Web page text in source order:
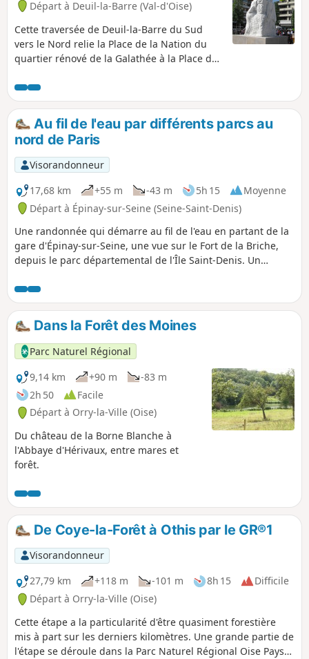
Départ à Deuil-la-Barre (Val-d'Oise)
Cette traversée de Deuil-la-Barre du Sud
vers le Nord relie la Place de la Nation du
quartier rénové de la Galathée à la Place de
compter 40 min de marche tranquille.Ce
cheminement agréable au travers de
nombreux jardins publics permet d'atteindre
la Place de l’Église (ou Place de Victimes du
V2) qui est en outre le départ de plusieurs
randonnées sur les sentiers de la Côte de
Deuil.Ce parcours est proposé par
l'association Les Sentiers de la Côte de Deuil
Au fil de l'eau par différents parcs au
nord de Paris
Visorandonneur
17,68 km
+55 m -43 m 5h 15
Moyenne
Départ à Épinay-sur-Seine (Seine-Saint-Denis)
Une randonnée qui démarre au fil de l'eau en partant de la
gare d'Épinay-sur-Seine, une vue sur le Fort de la Briche,
depuis le parc départemental de l'Île Saint-Denis. Un
Madeleine Riffaud, avant de s'engager dans la Coulée Verte
des étangs du Parc Départemental Georges Valbon.
Dans la Forêt des Moines
Parc Naturel Régional
9,14 km
+90 m
-83 m
2h 50
Facile
Départ à Orry-la-Ville (Oise)
Du château de la Borne Blanche à
l'Abbaye d'Hérivaux, entre mares et
forêt.
De Coye-la-Forêt à Othis par le GR®1
Visorandonneur
27,79 km
+118 m -101 m 8h 15
Difficile
Départ à Orry-la-Ville (Oise)
Cette étape a la particularité d'être quasiment forestière
mis à part sur les derniers kilomètres. Une grande partie de
l'étape se déroule dans la Parc Naturel Régional Oise Pays